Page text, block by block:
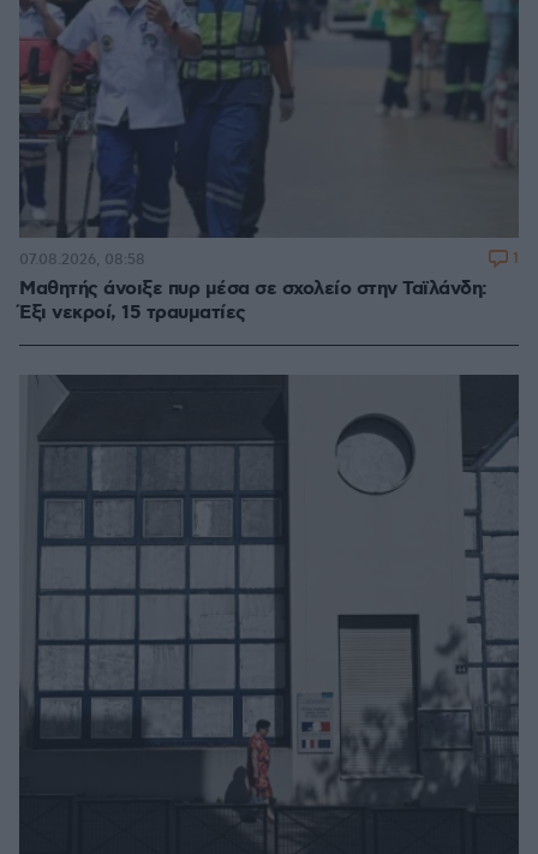
Μαθητής άνοιξε πυρ μέσα σε σχολείο στην Ταϊλάνδη:
Έξι νεκροί, 15 τραυματίες
07.08.2026, 08:58 1